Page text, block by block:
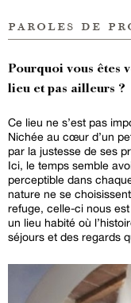
paroles de
Pourquoi vous êtes
lieu et pas ailleurs ?
Ce lieu ne s’est pas
Nichée au cœur d’un
par la justesse de ses
Ici, le temps semble
perceptible dans
nature ne se
refuge, celle-ci nous
un lieu habité où
séjours et des regards